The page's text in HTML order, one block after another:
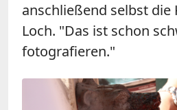
anschließend selbst die
Loch. "Das ist schon
fotografieren."